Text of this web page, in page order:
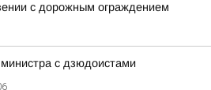
с дорожным ограждением
с дзюдоистами